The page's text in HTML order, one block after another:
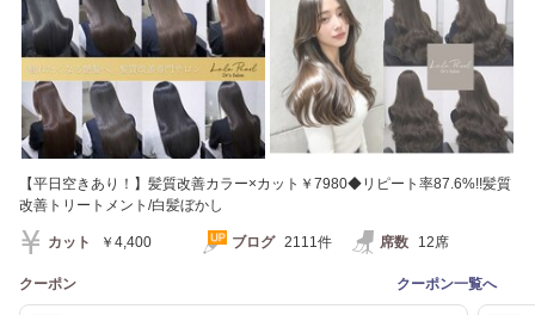
【平日空きあり！】髪質改善カラー×カット￥7980◆リピート率87.6%!!髪質
改善トリートメント/白髪ぼかし
カット ￥4,400 ブログ 2111件 席数 12席
クーポン クーポン一覧へ